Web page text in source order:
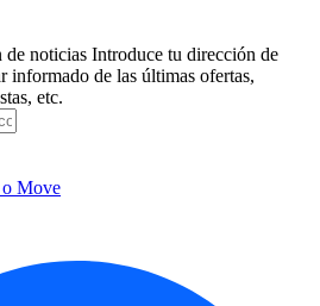
de noticias Introduce tu dirección de
informado de las últimas ofertas,
etc.
Move